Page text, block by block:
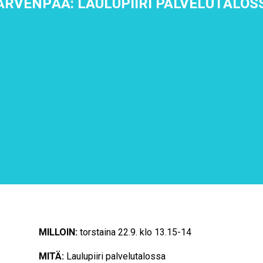
MILLOIN:torstaina 22.9. klo 13.15-14
MITÄ:Laulupiiri palvelutalossa